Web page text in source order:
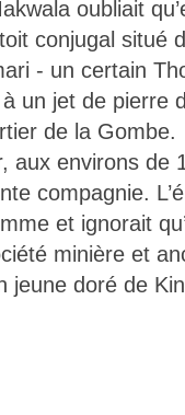
oubliait
conjugal situé
- un certain
un jet de pierre
de la Gombe.
aux environs de
compagnie.
et ignorait
minière et
jeune doré de